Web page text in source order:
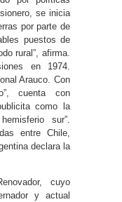
se inicia
por parte de
puestos de
rural”, afirma.
en 1974.
Arauco. Con
cuenta con
como la
sur”.
entre Chile,
declara la
cuyo
y actual